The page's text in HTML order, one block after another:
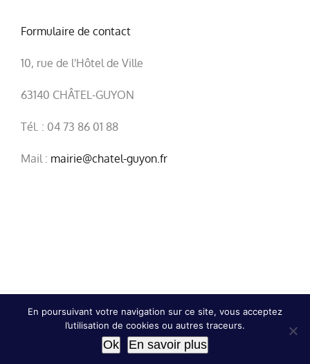
Formulaire de contact
10, rue de l'Hôtel de Ville
63140 CHÂTEL-GUYON
Tél. : 04 73 86 01 88
Mail : mairie@chatel-guyon.fr
© Copyright2026 | Ville de Châtel-Guyon |
Mentions
légales|Confidentialité
En poursuivant votre navigation sur ce site, vous acceptez
l’utilisation de cookies ou autres traceurs.
Ok En savoir plus